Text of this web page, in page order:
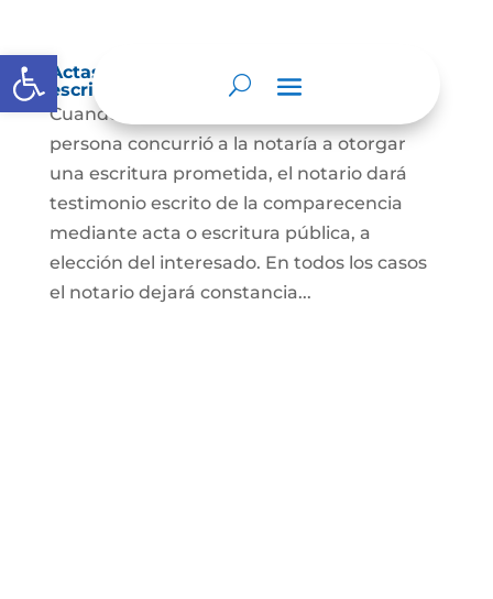
Abrir barra de herramientas
Actas de comparecencia para otorgar
escritura pública
Cuando se trate de comprobar que una
persona concurrió a la notaría a otorgar
una escritura prometida, el notario dará
testimonio escrito de la comparecencia
mediante acta o escritura pública, a
elección del interesado. En todos los casos
el notario dejará constancia...